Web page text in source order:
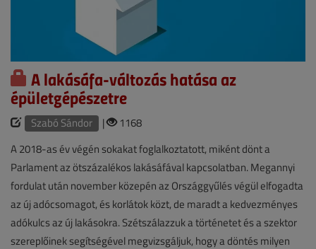
A lakásáfa-változás hatása az
épületgépészetre
Szabó Sándor |
1168
A 2018-as év végén sokakat foglalkoztatott, miként dönt a
Parlament az ötszázalékos lakásáfával kapcsolatban. Megannyi
fordulat után november közepén az Országgyűlés végül elfogadta
az új adócsomagot, és korlátok közt, de maradt a kedvezményes
adókulcs az új lakásokra. Szétszálazzuk a történetet és a szektor
szereplőinek segítségével megvizsgáljuk, hogy a döntés milyen